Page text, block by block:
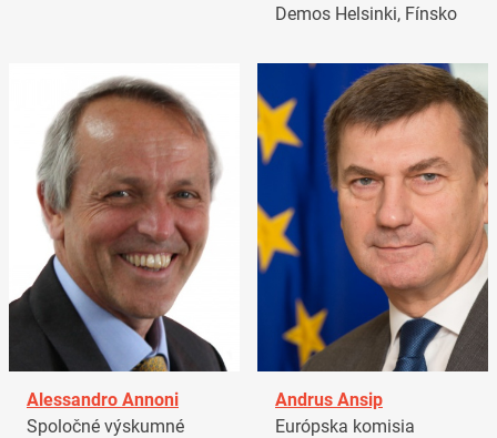
Demos Helsinki, Fínsko
Alessandro Annoni
Spoločné výskumné
Andrus Ansip
Európska komisia